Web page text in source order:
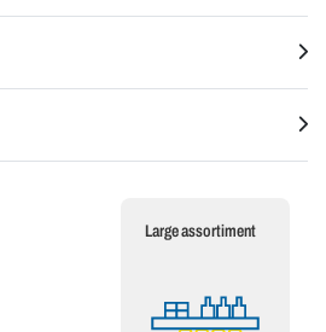
Large assortiment